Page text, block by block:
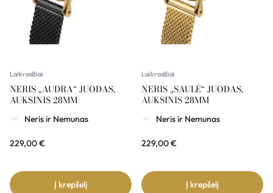
Laikrodžiai
NERIS „AUDRA“ JUODAS,
AUKSINIS 28MM
Neris ir Nemunas
229,00€
Į krepšelį
Laikrodžiai
NERIS „SAULĖ“ JUODAS,
AUKSINIS 28MM
Neris ir Nemunas
229,00€
Į krepšelį